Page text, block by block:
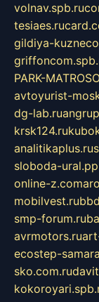
volnav.spb.ru
tesiaes.ru
gildiya-
PARK-
avtoyurist-
dg-lab.ru
krsk124.ru
analitikaplus.ru
sloboda-
online-z.com
mobilvest.ru
smp-forum.ru
avrmotors.ru
ecostep-
sko.com.ru